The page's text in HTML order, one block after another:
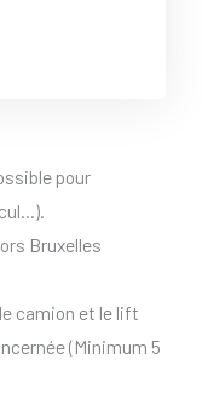
pour
Bruxelles
camion et le lift
(Minimum 5